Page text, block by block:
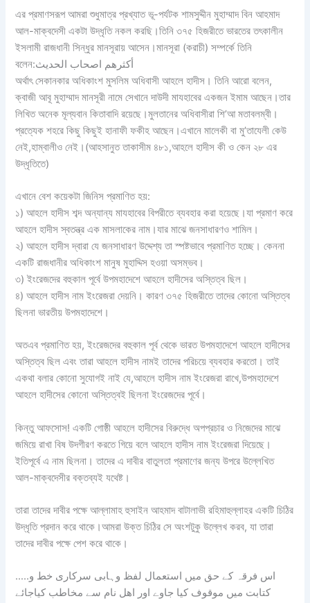
এর প্রমাণসরূপ আমরা শুধুমাত্র প্রখ্যাত ভূ-পর্যটক শামসুদ্দীন মুহাম্মাদ বিন আহমাদ
আল-মাক্বদেসী একটা উদ্ধৃতি নকল করছি।তিনি ৩৭৫ হিজরীতে ভারতের তৎকালীন
ইসলামী রাজধানী সিন্ধুর মানসূরায় আসেন।মানসূরা (করাচী) সম্পর্কে তিনি
বলেন:أكثرهم اصحاب الحديث
অর্থাৎ সেকানকার অধিকাংশ মুসলিম অধিবাসী আহলে হাদীস। তিনি আরো বলেন,
ক্বাজী আবূ মুহাম্মাদ মানসূরী নামে সেখানে দাউদী মাযহাবের একজন ইমাম আছেন।তার
লিখিত অনেক মূল্যবান কিতাবাদি রয়েছে।মুলতানের অধিবাসীরা শি’আ মতাবলম্বী।
প্রত্যেক শহরে কিছু কিছুই হানাফী ফকীহ আছেন।এখানে মালেকী বা মু’তাযেলী কেউ
নেই,হাম্বালীও নেই।(আহসানুত তাকাসীম ৪৮১,আহলে হাদীস কী ও কেন ২৮ এর
উদ্ধৃতিতে)
এখানে বেশ কয়েকটা জিনিস প্রমাণিত হয়:
১) আহলে হাদীস শব্দ অন্যান্য মাযহাবের বিপরীতে ব্যবহার করা হয়েছে।যা প্রমাণ করে
আহলে হাদীস স্বতন্ত্র এক মাসলাকের নাম।যার মাঝে জনসাধারণও শামিল।
২) আহলে হাদীস দ্বারা যে জনসাধারণ উদ্দেশ্য তা স্পষ্টভাবে প্রমাণিত হচ্ছে। কেননা
একটি রাজধানীর অধিকাংশ মানুষ মুহাদ্দিস হওয়া অসম্ভব।
৩) ইংরেজদের বহুকাল পূর্বে উপমহাদেশে আহলে হাদীসের অস্তিত্ব ছিল।
৪) আহলে হাদীস নাম ইংরেজরা দেয়নি। কারণ ৩৭৫ হিজরীতে তাদের কোনো অস্তিত্ব
ছিলনা ভারতীয় উপমহাদেশে।
অতএব প্রমাণিত হয়, ইংরেজদের বহুকাল পূর্ব থেকে ভারত উপমহাদেশে আহলে হাদীসের
অস্তিত্ব ছিল এবং তারা আহলে হাদীস নামই তাদের পরিচয়ে ব্যবহার করতো। তাই
একথা বলার কোনো সুযোগই নাই যে,আহলে হাদীস নাম ইংরেজরা রাখে,উপমহাদেশে
আহলে হাদীসের কোনো অস্তিত্বই ছিলনা ইংরেজদের পূর্বে।
কিন্তু আফসোস! একটি গোষ্ঠী আহলে হাদীসের বিরুদ্ধে অপপ্রচার ও নিজেদের মাঝে
জমিয়ে রাখা বিষ উদগীরণ করতে গিয়ে বলে আহলে হাদীস নাম ইংরেজরা দিয়েছে।
ইতিপূর্বে এ নাম ছিলনা। তাদের এ দাবীর বাতুলতা প্রমাণের জন্য উপরে উল্লেখিত
আল-মাক্বদেসীর বক্তব্যই যথেষ্ট।
তারা তাদের দাবীর পক্ষে আল্লামাহ হুসাইন আহমাদ বাটালাভী রহিমাহুল্লাহর একটি চিঠির
উদ্ধৃতি প্রদান করে থাকে।আমরা উক্ত চিঠির সে অংশটুকু উল্লেখ করব, যা তারা
তাদের দাবীর পক্ষে পেশ করে থাকে।
…..اس فرقہ کے حق میں استعمال لفظ وہابی سرکاری خط و
کتابت میں موقوف کیا جاوے اور اھل نام سے مخاطب کیاجائے